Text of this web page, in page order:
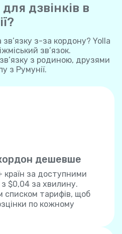
дзвінків в
з-за кордону? Yolla
зв’язок.
з родиною, друзями
з Румунії.
дешевше
країн за доступними
$0,04 за хвилину.
списком тарифів, щоб
по кожному